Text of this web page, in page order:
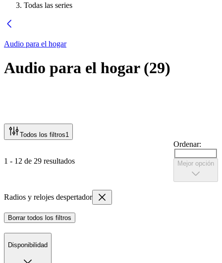
Todas las series
Audio para el hogar
Audio para el hogar(29)
Todos los filtros1
1 - 12 de 29 resultados
Ordenar:
Mejor opción
Radios y relojes despertador
Borrar todos los filtros
Disponibilidad